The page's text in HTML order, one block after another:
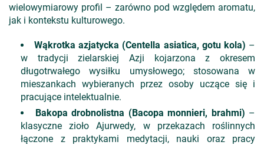
wielowymiarowy profil – zarówno pod względem aromatu,
jak i kontekstu kulturowego.
Wąkrotka azjatycka (Centella asiatica, gotu kola) –
w tradycji zielarskiej Azji kojarzona z okresem
długotrwałego wysiłku umysłowego; stosowana w
mieszankach wybieranych przez osoby uczące się i
pracujące intelektualnie.
Bakopa drobnolistna (Bacopa monnieri, brahmi) –
klasyczne zioło Ajurwedy, w przekazach roślinnych
łączone z praktykami medytacji, nauki oraz pracy